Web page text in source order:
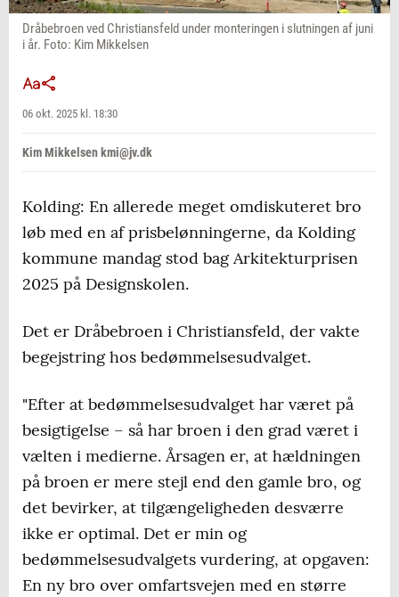
Dråbebroen ved Christiansfeld under monteringen i slutningen af juni
i år. Foto: Kim Mikkelsen
06 okt. 2025 kl. 18:30
Kim Mikkelsen kmi@jv.dk
Kolding: En allerede meget omdiskuteret bro
løb med en af prisbelønningerne, da Kolding
kommune mandag stod bag Arkitekturprisen
2025 på Designskolen.
Det er Dråbebroen i Christiansfeld, der vakte
begejstring hos bedømmelsesudvalget.
"Efter at bedømmelsesudvalget har været på
besigtigelse – så har broen i den grad været i
vælten i medierne. Årsagen er, at hældningen
på broen er mere stejl end den gamle bro, og
det bevirker, at tilgængeligheden desværre
ikke er optimal. Det er min og
bedømmelsesudvalgets vurdering, at opgaven:
En ny bro over omfartsvejen med en større